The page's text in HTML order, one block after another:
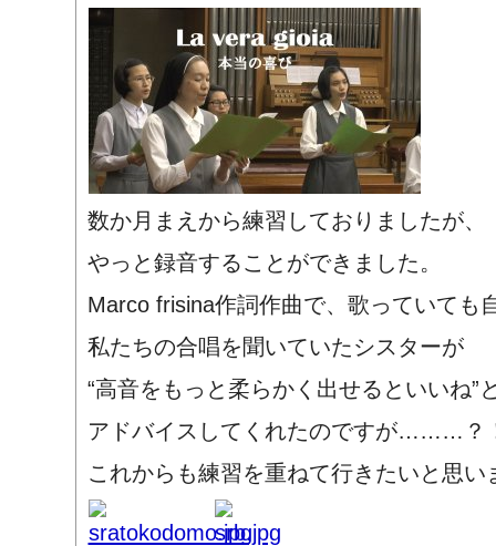
数か月まえから練習しておりましたが、
やっと録音することができました。
Marco frisina作詞作曲で、歌っていても
私たちの合唱を聞いていたシスターが
“高音をもっと柔らかく出せるといいね”
アドバイスしてくれたのですが………？
これからも練習を重ねて行きたいと思い